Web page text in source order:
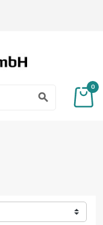
search
0